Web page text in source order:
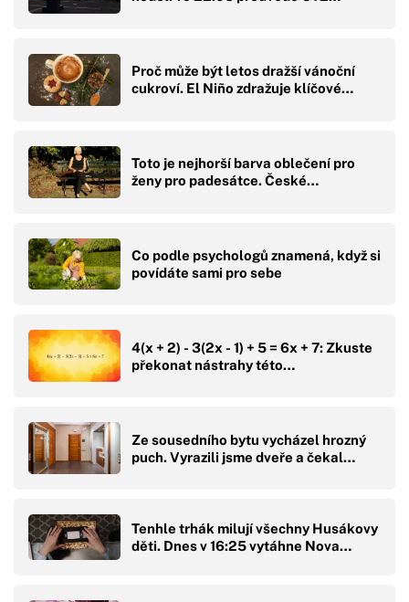
Proč může být letos dražší vánoční
cukroví. El Niño zdražuje klíčové…
Toto je nejhorší barva oblečení pro
ženy pro padesátce. České…
Co podle psychologů znamená, když si
povídáte sami pro sebe
4(x + 2) - 3(2x - 1) + 5 = 6x + 7: Zkuste
překonat nástrahy této…
Ze sousedního bytu vycházel hrozný
puch. Vyrazili jsme dveře a čekal…
Tenhle trhák milují všechny Husákovy
děti. Dnes v 16:25 vytáhne Nova…